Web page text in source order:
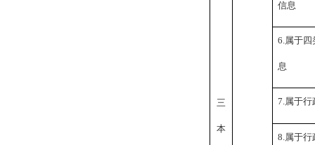
三
本
信息
6.属于四
息
7.属于行
8.属于行